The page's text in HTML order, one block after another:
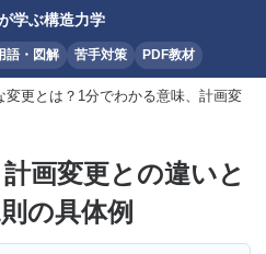
学ぶ構造力学
語・図解 苦手対策 PDF教材
変更とは？1分でわかる意味、計画変
画変更との違いと
の具体例